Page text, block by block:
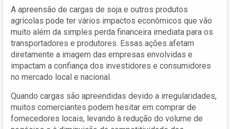
A apreensão de cargas de soja e outros produtos
agrícolas pode ter vários impactos econômicos que vão
muito além da simples perda financeira imediata para os
transportadores e produtores. Essas ações afetam
diretamente a imagem das empresas envolvidas e
impactam a confiança dos investidores e consumidores
no mercado local e nacional.
Quando cargas são apreendidas devido a irregularidades,
muitos comerciantes podem hesitar em comprar de
fornecedores locais, levando à redução do volume de